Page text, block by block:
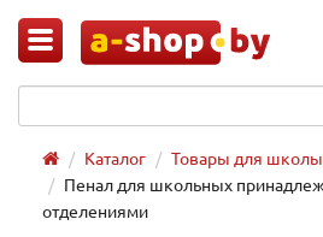
Каталог
Товары для школы
Пенал для школьных
отделениями